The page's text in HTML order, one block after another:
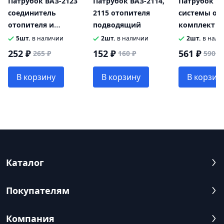
соединитель
отопителя и
термостата
5шт. в наличии
252 ₽ 265 ₽
В корзину
2115 отопителя
подводящий
2шт. в наличии
152 ₽ 160 ₽
В корзину
системы
комплект 5
2шт. в
561 ₽ 590 ₽
В
Каталог
Покупателям
Компания